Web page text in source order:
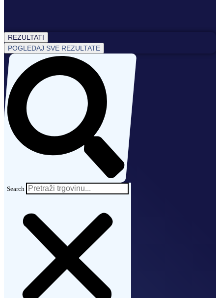
REZULTATI
POGLEDAJ SVE REZULTATE
Search